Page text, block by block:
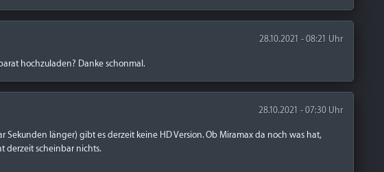
28.10.2021 - 08:21 Uhr
hochzuladen? Danke schonmal.
28.10.2021 - 07:30 Uhr
Sekunden länger) gibt es derzeit keine HD Version. Ob Miramax da noch was hat,
derzeit scheinbar nichts.